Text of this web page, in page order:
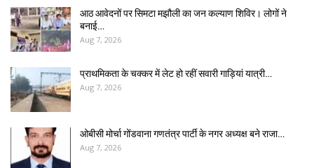
आठ आवेदनों पर सिमटा मझौली का जन कल्याण शिविर। लोगों ने
बनाई…
Aug 7, 2026
प्राथमिकता के चक्कर में लेट हो रहीं सवारी गाड़ियां यात्री…
Aug 7, 2026
ओबीसी मोर्चा गोंडवाना गणतंत्र पार्टी के नगर अध्यक्ष बने राजा…
Aug 7, 2026